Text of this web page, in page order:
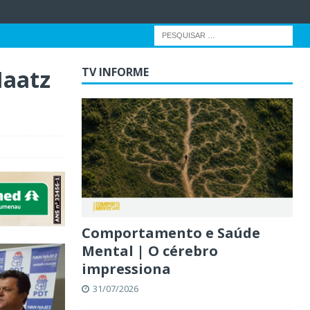
TV INFORME
Comportamento e Saúde
Mental | O cérebro
impressiona
31/07/2026